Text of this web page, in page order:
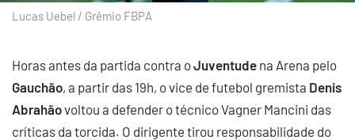
Lucas Uebel / Grêmio FBPA
Horas antes da partida contra oJuventude na Arena pelo
Gauchão, a partir das 19h, o vice de futebol gremista Denis
Abrahãovoltou a defender o técnico Vagner Mancini das
críticas da torcida. O dirigente tirou responsabilidade do